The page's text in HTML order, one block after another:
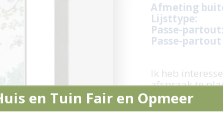
Afmeting
Lijsttype:
Passe-partout:
Passe-
Ik heb
afspraak te
Stel een
en Tuin Fair en Opmeer